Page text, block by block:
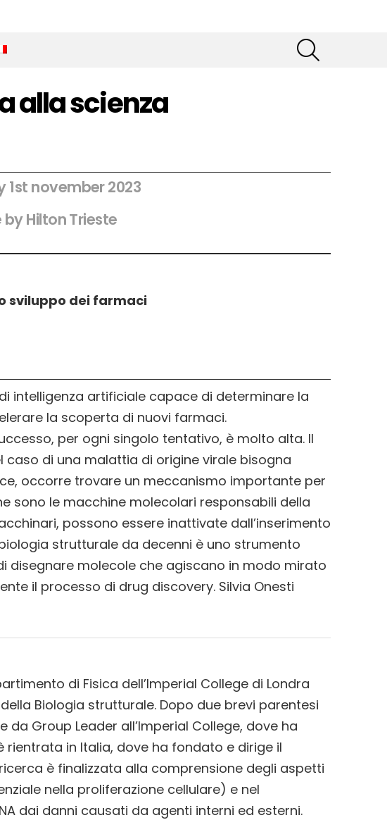
alla scienza
1st november 2023
by Hilton Trieste
sviluppo dei farmaci
intelligenza artificiale capace di determinare la
la scoperta di nuovi farmaci.
per ogni singolo tentativo, è molto alta. Il
caso di una malattia di origine virale bisogna
occorre trovare un meccanismo importante per
sono le macchine molecolari responsabili della
possono essere inattivate dall’inserimento
strutturale da decenni è uno strumento
disegnare molecole che agiscano in modo mirato
il processo di drug discovery. Silvia Onesti
di Fisica dell’Imperial College di Londra
Biologia strutturale. Dopo due brevi parentesi
da Group Leader all’Imperial College, dove ha
rientrata in Italia, dove ha fondato e dirige il
è finalizzata alla comprensione degli aspetti
nella proliferazione cellulare) e nel
dai danni causati da agenti interni ed esterni.